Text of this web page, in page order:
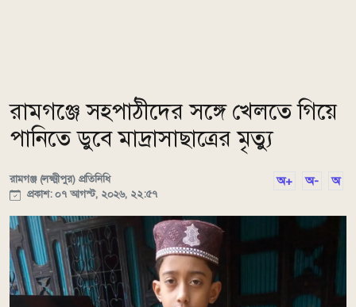
রামগঞ্জে সহপাঠীদের সঙ্গে খেলতে গিয়ে
পানিতে ডুবে মাদ্রাসাছাত্রের মৃত্যু
রামগঞ্জ (লক্ষ্মীপুর) প্রতিনিধি
প্রকাশ: ০৭ আগস্ট, ২০২৬, ২২:৫৭
অ+ অ- অ